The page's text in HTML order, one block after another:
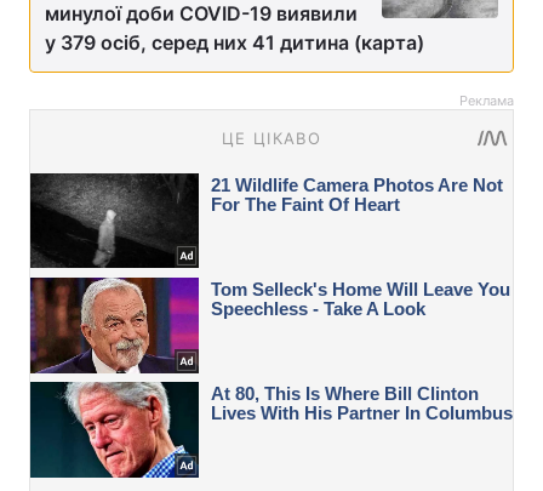
минулої доби COVID-19 виявили
у 379 осіб, серед них 41 дитина (карта)
Реклама